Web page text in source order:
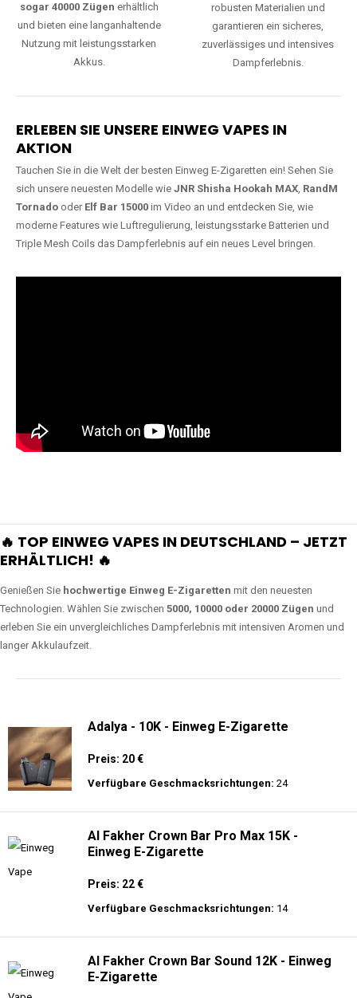
sogar 40000 Zügen erhältlich
und bieten eine langanhaltende
Nutzung mit leistungsstarken
Akkus.
robusten Materialien und
garantieren ein sicheres,
zuverlässiges und intensives
Dampferlebnis.
ERLEBEN SIE UNSERE EINWEG VAPES IN
AKTION
Tauchen Sie in die Welt der besten Einweg E-Zigaretten ein! Sehen Sie
sich unsere neuesten Modelle wie JNR Shisha Hookah MAX, RandM
Tornado oder Elf Bar 15000 im Video an und entdecken Sie, wie
moderne Features wie Luftregulierung, leistungsstarke Batterien und
Triple Mesh Coils das Dampferlebnis auf ein neues Level bringen.
🔥 TOP EINWEG VAPES IN DEUTSCHLAND – JETZT
ERHÄLTLICH! 🔥
Genießen Sie hochwertige Einweg E-Zigaretten mit den neuesten
Technologien. Wählen Sie zwischen 5000, 10000 oder 20000 Zügen und
erleben Sie ein unvergleichliches Dampferlebnis mit intensiven Aromen und
langer Akkulaufzeit.
Adalya - 10K - Einweg E-Zigarette
Preis: 20 €
Verfügbare Geschmacksrichtungen: 24
Al Fakher Crown Bar Pro Max 15K -
Einweg E-Zigarette
Preis: 22 €
Verfügbare Geschmacksrichtungen: 14
Al Fakher Crown Bar Sound 12K - Einweg
E-Zigarette